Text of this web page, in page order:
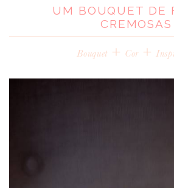
BLOG
MELHOR
ENTREVISTAS
CASAVA-ME AQUI!
UM BOUQUET DE
CREMOSAS
Bouquet + Cor +